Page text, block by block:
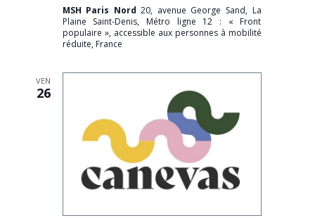
MSH Paris Nord20, avenue George Sand, La
Plaine Saint-Denis, Métro ligne 12 : « Front
populaire », accessible aux personnes à mobilité
réduite, France
VEN
26